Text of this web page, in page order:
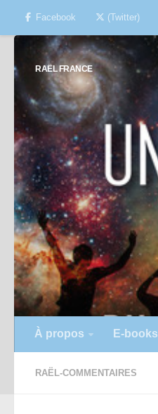
Skip to content
Facebook (Twitter)
RAËL FRANCE
À propos E-books
RAËL-COMMENTAIRES